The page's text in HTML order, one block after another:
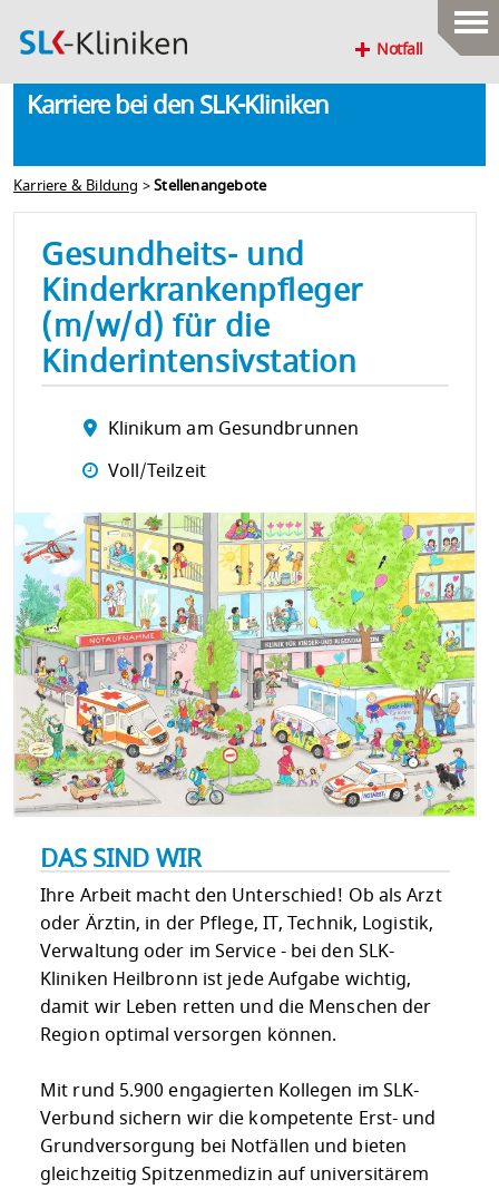
Notfall
Karriere bei den SLK-Kliniken
Karriere & Bildung >Stellenangebote
Gesundheits- und
Kinderkrankenpfleger
(m/w/d) für die
Kinderintensivstation
Klinikum am Gesundbrunnen
Voll/Teilzeit
DAS SIND WIR
Ihre Arbeit macht den Unterschied! Ob als Arzt
oder Ärztin, in der Pflege, IT, Technik, Logistik,
Verwaltung oder im Service - bei den SLK-
Kliniken Heilbronn ist jede Aufgabe wichtig,
damit wir Leben retten und die Menschen der
Region optimal versorgen können.
Mit rund 5.900 engagierten Kollegen im SLK-
Verbund sichern wir die kompetente Erst- und
Grundversorgung bei Notfällen und bieten
gleichzeitig Spitzenmedizin auf universitärem